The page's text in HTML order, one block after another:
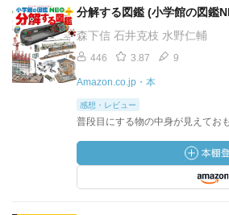
分解する図鑑 (小学館の図鑑
森下信 石井克枝 水野仁輔
446 3.87 9
Amazon.co.jp・本
感想・レビュー
普段目にする物の中身が見えてお